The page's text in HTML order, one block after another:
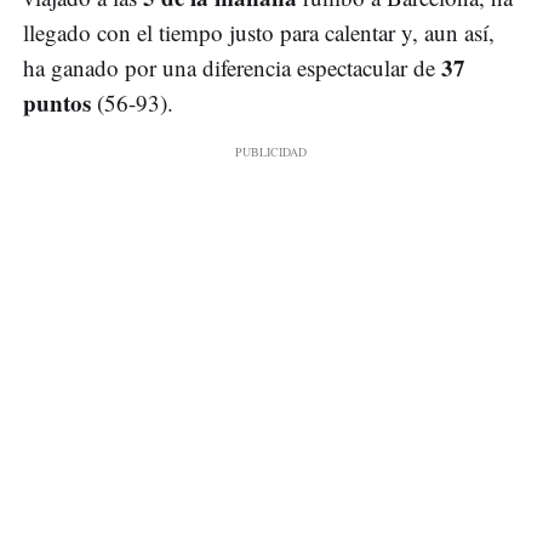
llegado con el tiempo justo para calentar y, aun así,
ha ganado por una diferencia espectacular de 37
puntos (56-93).